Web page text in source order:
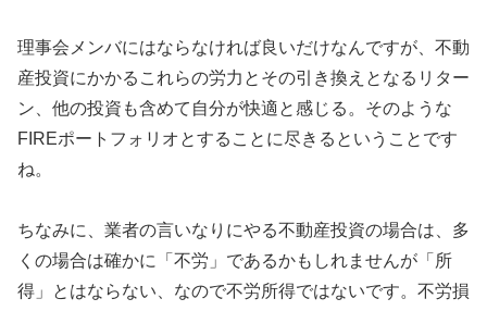
理事会メンバにはならなければ良いだけなんですが、不動
産投資にかかるこれらの労力とその引き換えとなるリター
ン、他の投資も含めて自分が快適と感じる。そのような
FIREポートフォリオとすることに尽きるということです
ね。
ちなみに、業者の言いなりにやる不動産投資の場合は、多
くの場合は確かに「不労」であるかもしれませんが「所
得」とはならない、なので不労所得ではないです。不労損